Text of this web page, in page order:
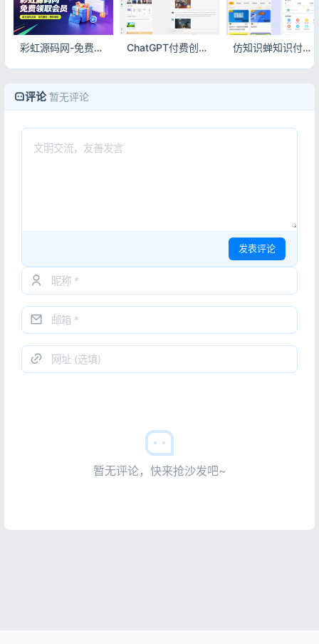
彩虹源码网-免费领取会员/每人限领一次 ChatGPT付费创作系统源码V2.1.0独立版 WEB+H5+微信小程序三端AI付费对话系统 仿知识蝉知识付费小程序源码 在线学习副业项目付费系统源码
评论 暂无评论
发表评论
暂无评论，快来抢沙发吧~